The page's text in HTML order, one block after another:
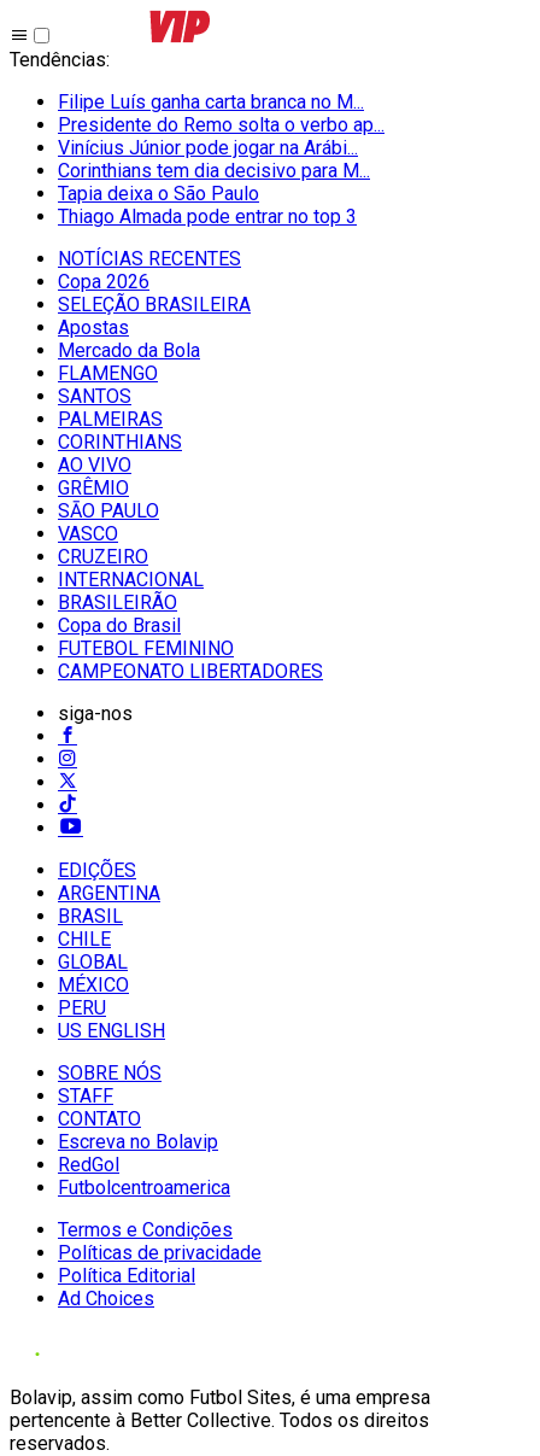
Tendências:
Filipe Luís ganha carta branca no M...
Presidente do Remo solta o verbo ap...
Vinícius Júnior pode jogar na Arábi...
Corinthians tem dia decisivo para M...
Tapia deixa o São Paulo
Thiago Almada pode entrar no top 3
NOTÍCIAS RECENTES
Copa 2026
SELEÇÃO BRASILEIRA
Apostas
Mercado da Bola
FLAMENGO
SANTOS
PALMEIRAS
CORINTHIANS
AO VIVO
GRÊMIO
SĀO PAULO
VASCO
CRUZEIRO
INTERNACIONAL
BRASILEIRÃO
Copa do Brasil
FUTEBOL FEMININO
CAMPEONATO LIBERTADORES
siga-nos
EDIÇÕES
ARGENTINA
BRASIL
CHILE
GLOBAL
MÉXICO
PERU
US ENGLISH
SOBRE NÓS
STAFF
CONTATO
Escreva no Bolavip
RedGol
Futbolcentroamerica
Termos e Condições
Políticas de privacidade
Política Editorial
Ad Choices
Bolavip, assim como Futbol Sites, é uma empresa
pertencente à Better Collective. Todos os direitos
reservados.